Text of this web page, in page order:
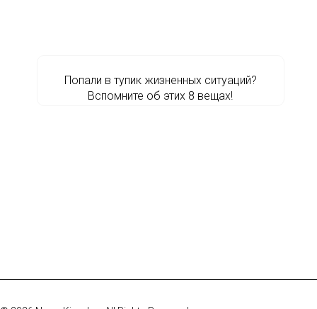
Попали в тупик жизненных ситуаций?
Вспомните об этих 8 вещах!